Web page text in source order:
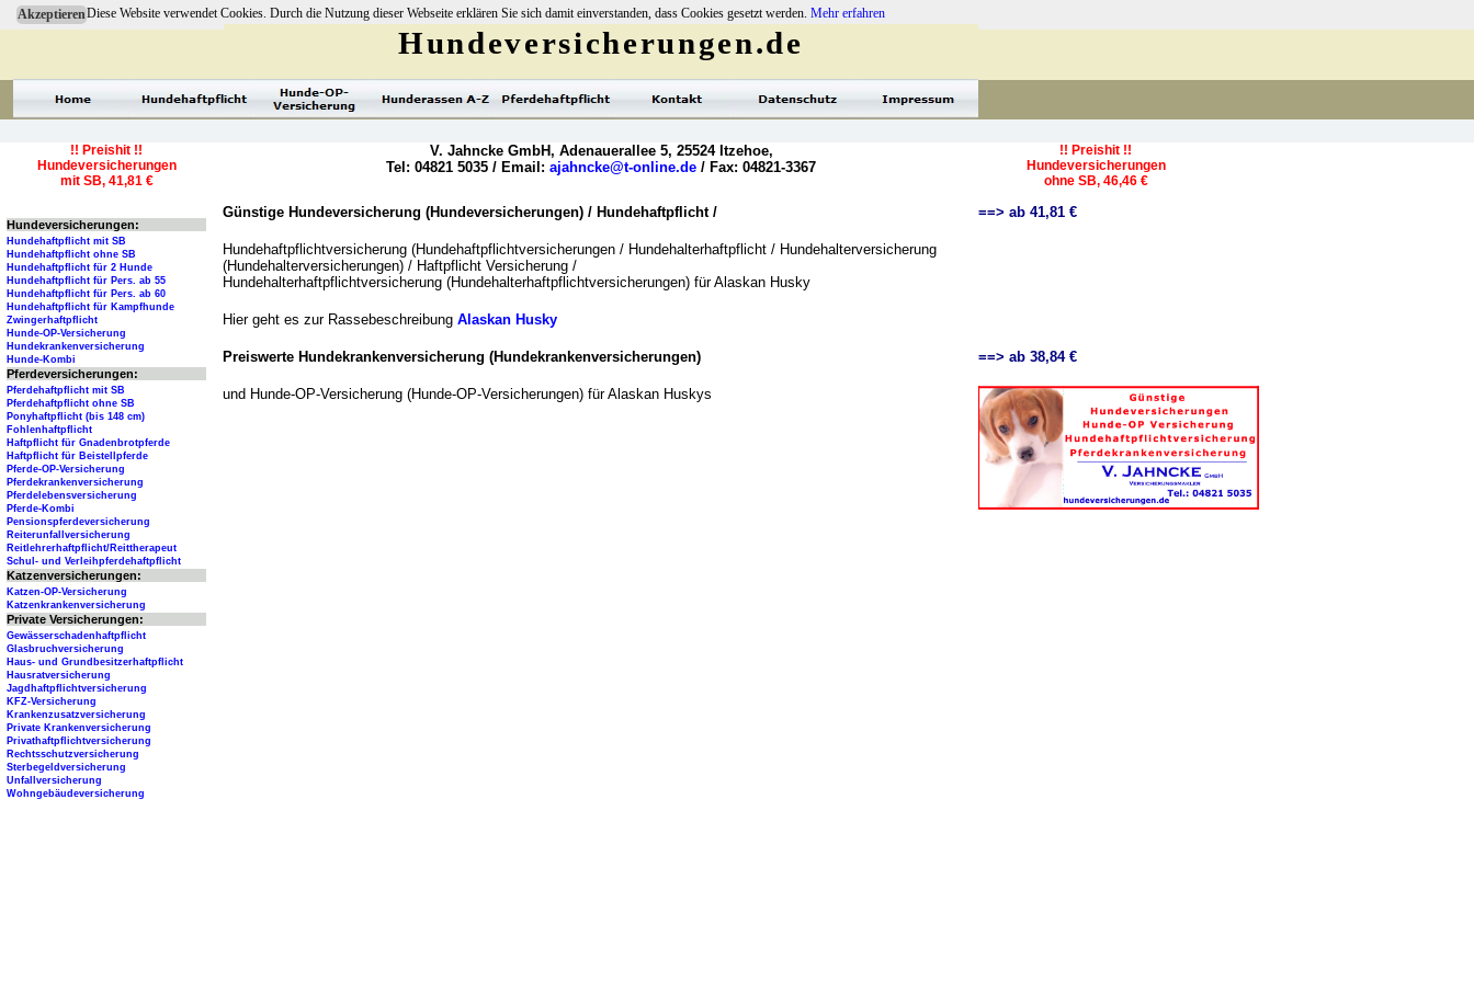
AkzeptierenDiese Website verwendet Cookies. Durch die Nutzung dieser Webseite erklären Sie sich damit einverstanden, dass Cookies gesetzt werden. Mehr erfahren
Günstige Hundeversicherung (Hundeversicherungen) / Hundehaftpflicht /
Hundehaftpflichtversicherung (Hundehaftpflichtversicherungen / Hundehalterhaftpflicht / Hundehalterversicherung
(Hundehalterversicherungen) / Haftpflicht Versicherung /
Hundehalterhaftpflichtversicherung (Hundehalterhaftpflichtversicherungen) für Alaskan Husky
Hier geht es zur Rassebeschreibung Alaskan Husky
Preiswerte Hundekrankenversicherung (Hundekrankenversicherungen)
und Hunde-OP-Versicherung (Hunde-OP-Versicherungen) für Alaskan Huskys
==> ab 41,81 €
==> ab 38,84 €
Hundeversicherungen.de
V. Jahncke GmbH, Adenauerallee 5, 25524 Itzehoe,
Tel: 04821 5035 / Email: ajahncke@t-online.de / Fax: 04821-3367
!! Preishit !!
Hundeversicherungen
mit SB, 41,81 €
!! Preishit !!
Hundeversicherungen
ohne SB, 46,46 €
Hundeversicherungen:
Hundehaftpflicht mit SB
Hundehaftpflicht ohne SB
Hundehaftpflicht für 2 Hunde
Hundehaftpflicht für Pers. ab 55
Hundehaftpflicht für Pers. ab 60
Hundehaftpflicht für Kampfhunde
Zwingerhaftpflicht
Hunde-OP-Versicherung
Hundekrankenversicherung
Hunde-Kombi
Pferdeversicherungen:
Pferdehaftpflicht mit SB
Pferdehaftpflicht ohne SB
Ponyhaftpflicht (bis 148 cm)
Fohlenhaftpflicht
Haftpflicht für Gnadenbrotpferde
Haftpflicht für Beistellpferde
Pferde-OP-Versicherung
Pferdekrankenversicherung
Pferdelebensversicherung
Pferde-Kombi
Pensionspferdeversicherung
Reiterunfallversicherung
Reitlehrerhaftpflicht/Reittherapeut
Schul- und Verleihpferdehaftpflicht
Katzenversicherungen:
Katzen-OP-Versicherung
Katzenkrankenversicherung
Private Versicherungen:
Gewässerschadenhaftpflicht
Glasbruchversicherung
Haus- und Grundbesitzerhaftpflicht
Hausratversicherung
Jagdhaftpflichtversicherung
KFZ-Versicherung
Krankenzusatzversicherung
Private Krankenversicherung
Privathaftpflichtversicherung
Rechtsschutzversicherung
Sterbegeldversicherung
Unfallversicherung
Wohngebäudeversicherung